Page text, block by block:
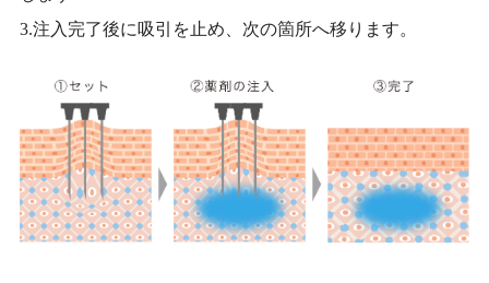
3.注入完了後に吸引を止め、次の箇所へ移ります。